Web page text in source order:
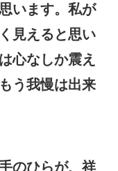
います。私が
見えると思い
心なしか震え
う我慢は出来
のひらが、祥